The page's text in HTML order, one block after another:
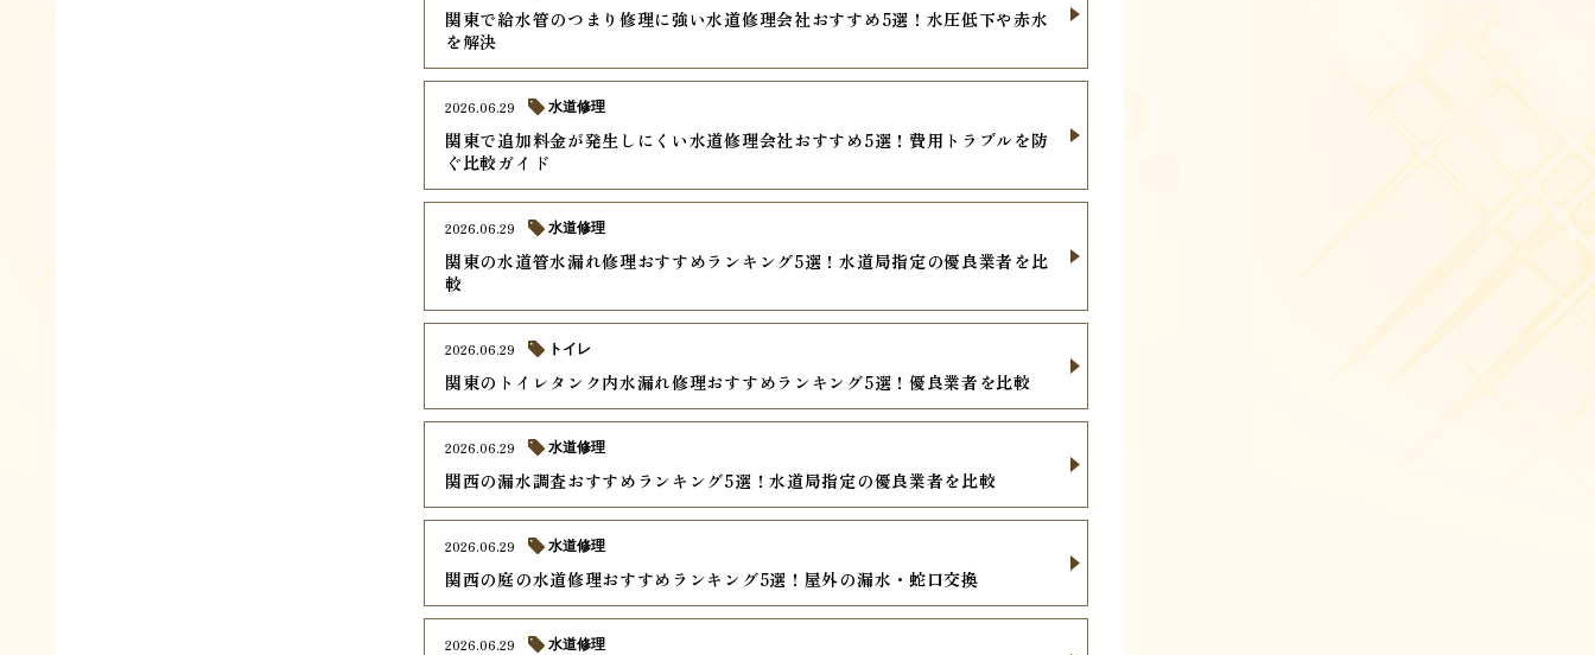
関東で給水管のつまり修理に強い水道修理会社おすすめ5選！水圧低下や赤水
を解決
関東で追加料金が発生しにくい水道修理会社おすすめ5選！費用トラブルを防
ぐ比較ガイド
2026.06.29 水道修理
関東の水道管水漏れ修理おすすめランキング5選！水道局指定の優良業者を比
較
2026.06.29 水道修理
関東のトイレタンク内水漏れ修理おすすめランキング5選！優良業者を比較
2026.06.29 トイレ
関西の漏水調査おすすめランキング5選！水道局指定の優良業者を比較
2026.06.29 水道修理
関西の庭の水道修理おすすめランキング5選！屋外の漏水・蛇口交換
2026.06.29 水道修理
2026.06.29 水道修理